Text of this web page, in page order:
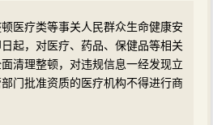
医疗类等事关人民群众生命健康安
起，对医疗、药品、保健品等相关
清理整顿，对违规信息一经发现立
门批准资质的医疗机构不得进行商